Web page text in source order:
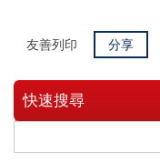
友善列印 分享
快速搜尋